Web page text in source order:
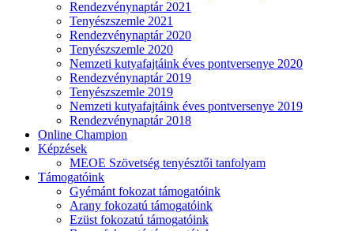
Rendezvénynaptár 2021
Tenyészszemle 2021
Rendezvénynaptár 2020
Tenyészszemle 2020
Nemzeti kutyafajtáink éves pontversenye 2020
Rendezvénynaptár 2019
Tenyészszemle 2019
Nemzeti kutyafajtáink éves pontversenye 2019
Rendezvénynaptár 2018
Online Champion
Képzések
MEOE Szövetség tenyésztői tanfolyam
Támogatóink
Gyémánt fokozat támogatóink
Arany fokozatú támogatóink
Ezüst fokozatú támogatóink